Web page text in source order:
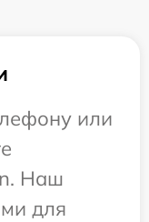
или
Наш
для